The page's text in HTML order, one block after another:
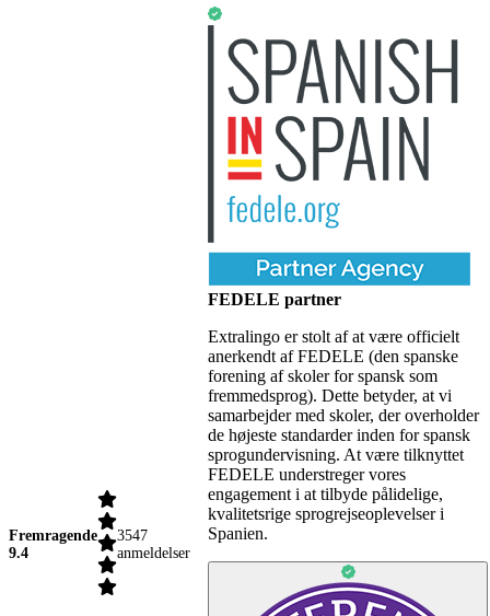
Fremragende
9.4
3547
anmeldelser
FEDELE partner
Extralingo er stolt af at være officielt
anerkendt af FEDELE (den spanske
forening af skoler for spansk som
fremmedsprog). Dette betyder, at vi
samarbejder med skoler, der overholder
de højeste standarder inden for spansk
sprogundervisning. At være tilknyttet
FEDELE understreger vores
engagement i at tilbyde pålidelige,
kvalitetsrige sprogrejseoplevelser i
Spanien.